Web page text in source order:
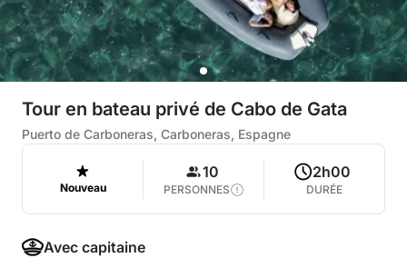
Tour en bateau privé de Cabo de Gata
Puerto de Carboneras, Carboneras, Espagne
Nouveau
10
PERSONNES
2h00
DURÉE
Avec capitaine